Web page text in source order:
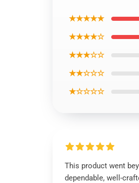
★★★★★
★★★★☆
★★★☆☆
★★☆☆☆
★☆☆☆☆
This product went
dependable, well-